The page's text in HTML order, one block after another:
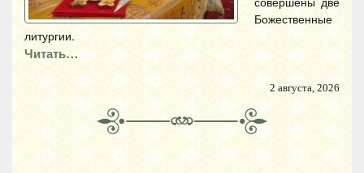
Божественные
литургии.
Читать…
2 августа, 2026